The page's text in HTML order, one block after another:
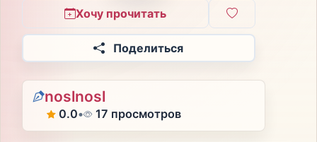
Хочу прочитать
Поделиться
noslnosl
0.0• 17 просмотров